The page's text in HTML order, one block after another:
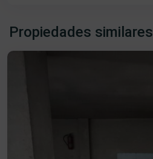
Propiedades similares
,
Béjar